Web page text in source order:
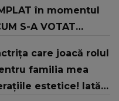
în momentul
S-A VOTAT
care joacă rolul
familia mea
estetice! Iată